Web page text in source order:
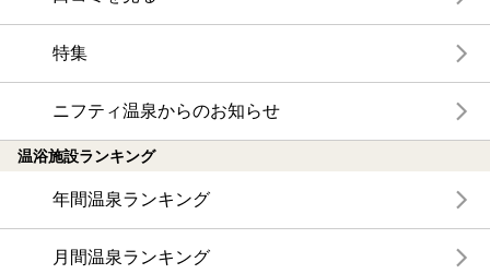
特集
ニフティ温泉からのお知らせ
温浴施設ランキング
年間温泉ランキング
月間温泉ランキング